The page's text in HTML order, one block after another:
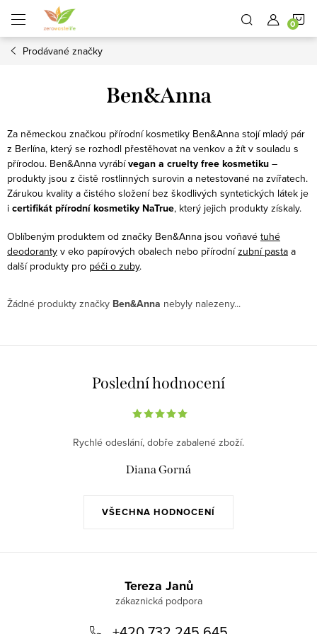
obsah
Prodávané značky
Ben&Anna
Za německou značkou přírodní kosmetiky Ben&Anna stojí mladý pár
z Berlína, který se rozhodl přestěhovat na venkov a žít v souladu s
přírodou. Ben&Anna vyrábívegan a cruelty free kosmetiku –
produkty jsou z čistě rostlinných surovin a netestované na zvířatech.
Zárukou kvality a čistého složení bez škodlivých syntetických látek je
i certifikát přírodní kosmetiky NaTrue, který jejich produkty získaly.
Oblíbeným produktem od značky Ben&Anna jsou voňavé tuhé
deodoranty v eko papírových obalech nebo přírodnízubní pasta a
další produkty pro péči o zuby.
Žádné produkty značky Ben&Anna nebyly nalezeny...
Poslední hodnocení
VŠECHNA HODNOCENÍ
Rychlé odeslání, dobře zabalené zboží.
Diana Gorná
Tereza Janů